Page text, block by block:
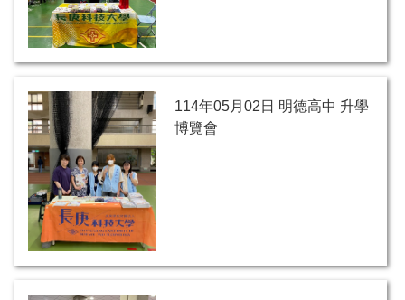
114年05月02日 明德高中 升學
博覽會